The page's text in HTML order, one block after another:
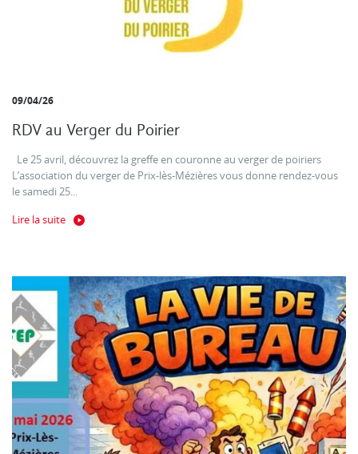
09/04/26
RDV au Verger du Poirier
Le 25 avril, découvrez la greffe en couronne au verger de poiriers
L’association du verger de Prix-lès-Mézières vous donne rendez-vous
le samedi 25...
Lire la suite